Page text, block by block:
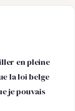
en pleine
la loi belge
je pouvais